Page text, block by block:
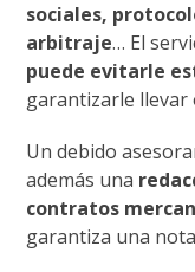
sociales,
arbitraje… El
puede evitarle
garantizarle llevar
Un debido
además una
contratos
garantiza una